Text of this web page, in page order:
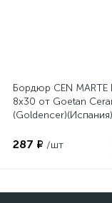
Бордюр CEN MARTE
8x30 от Goetan
(Goldencer)(Испания)
287 ₽ /шт